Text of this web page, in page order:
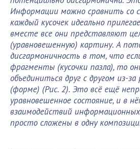
Информации можно сравнить со
каждый кусочек идеально
вместе все они представляют
(уравновешенную) картину. А
дисгармоничность в том, что
фрагменты (кусочки пазла), то
объединиться друг с другом из-
(форме) (Рис. 2). Это всё ещё
уравновешенное состояние, и в
взаимодействий
просто сложены в одну